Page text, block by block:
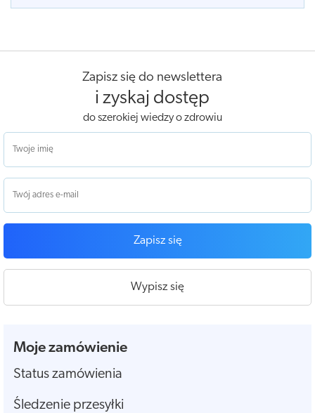
Zapisz się do newslettera
i zyskaj dostęp
do szerokiej wiedzy o zdrowiu
Zapisz się
Wypisz się
Moje zamówienie
Status zamówienia
Śledzenie przesyłki